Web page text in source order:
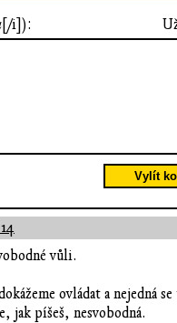
[/i]):
Vylít
vůli.
ovládat a nejedná
jak píšeš, nesvobodná.